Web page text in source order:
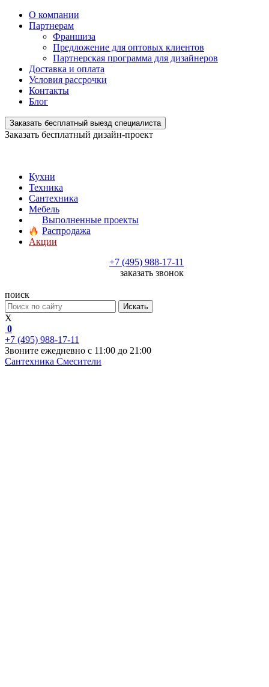
О компании
Партнерам
Франшиза
Предложение для оптовых клиентов
Партнерская программа для дизайнеров
Доставка и оплата
Условия рассрочки
Контакты
Блог
Заказать бесплатный выезд специалиста
Заказать бесплатный дизайн-проект
Кухни
Техника
Сантехника
Мебель
Выполненные проекты
Распродажа
Акции
+7 (495) 988-17-11
заказать звонок
поиск
Искать
X
0
+7 (495) 988-17-11
Звоните ежедневно с 11:00 до 21:00
Сантехника Смесители